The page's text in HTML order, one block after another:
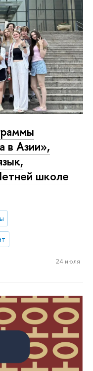
в Азии»,
школе
24 июля